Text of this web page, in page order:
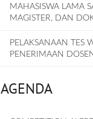
MAHASISWA LAMA
MAGISTER, DAN
PELAKSANAAN TES
PENERIMAAN
AGENDA